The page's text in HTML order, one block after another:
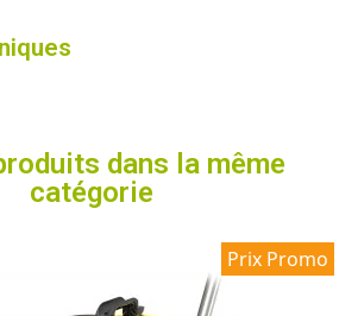
dans la même
catégorie
Prix Promo